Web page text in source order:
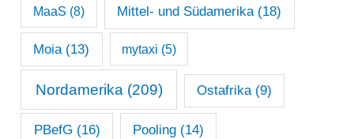
MaaS (8) Mittel- und Südamerika(18)
Moia(13) mytaxi (5)
Nordamerika (209) Ostafrika(9)
PBefG (16) Pooling (14)